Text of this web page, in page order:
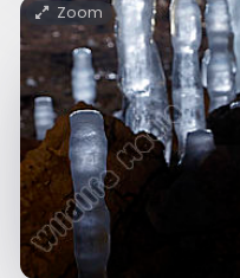
Zoom